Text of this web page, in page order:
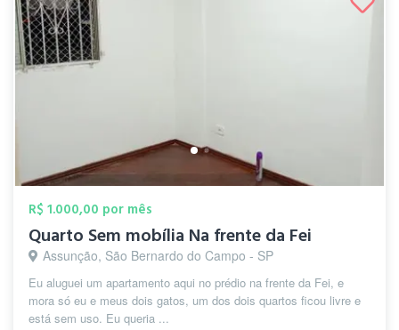
R$ 1.000,00 por mês
Quarto Sem mobília Na frente da Fei
Assunção, São Bernardo do Campo - SP
Eu aluguei um apartamento aqui no prédio na frente da Fei, e
mora só eu e meus dois gatos, um dos dois quartos ficou livre e
está sem uso. Eu queria ...